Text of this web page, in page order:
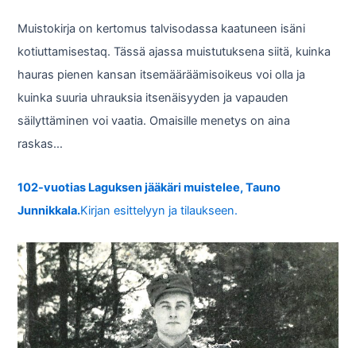
Muistokirja on kertomus talvisodassa kaatuneen isäni
kotiuttamisestaq. Tässä ajassa muistutuksena siitä, kuinka
hauras pienen kansan itsemääräämisoikeus voi olla ja
kuinka suuria uhrauksia itsenäisyyden ja vapauden
säilyttäminen voi vaatia. Omaisille menetys on aina
raskas…
102-vuotias Laguksen jääkäri muistelee, Tauno
Junnikkala.Kirjan esittelyyn ja tilaukseen.